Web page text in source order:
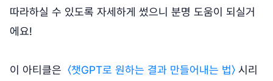
따라하실 수 있도록 자세하게 썼으니 분명 도움이 되실거
에요!
이 아티클은 〈챗GPT로 원하는 결과 만들어내는 법〉 시리